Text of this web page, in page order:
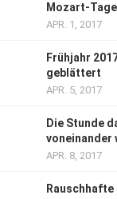
Mozart-
APR. 1, 2017
Frühjahr
geblättert
APR. 5, 2017
Die Stunde
voneinander
APR. 8, 2017